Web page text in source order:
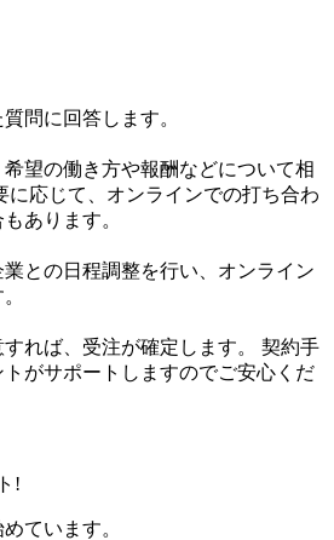
問に回答します。
望の働き方や報酬などについて相
に応じて、オンラインでの打ち合わ
あります。
との日程調整を行い、オンライン
れば、受注が確定します。 契約手
がサポートしますのでご安心くだ
!
ています。